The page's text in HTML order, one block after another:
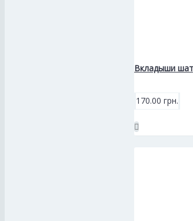
Вкладыши
170.00 грн.